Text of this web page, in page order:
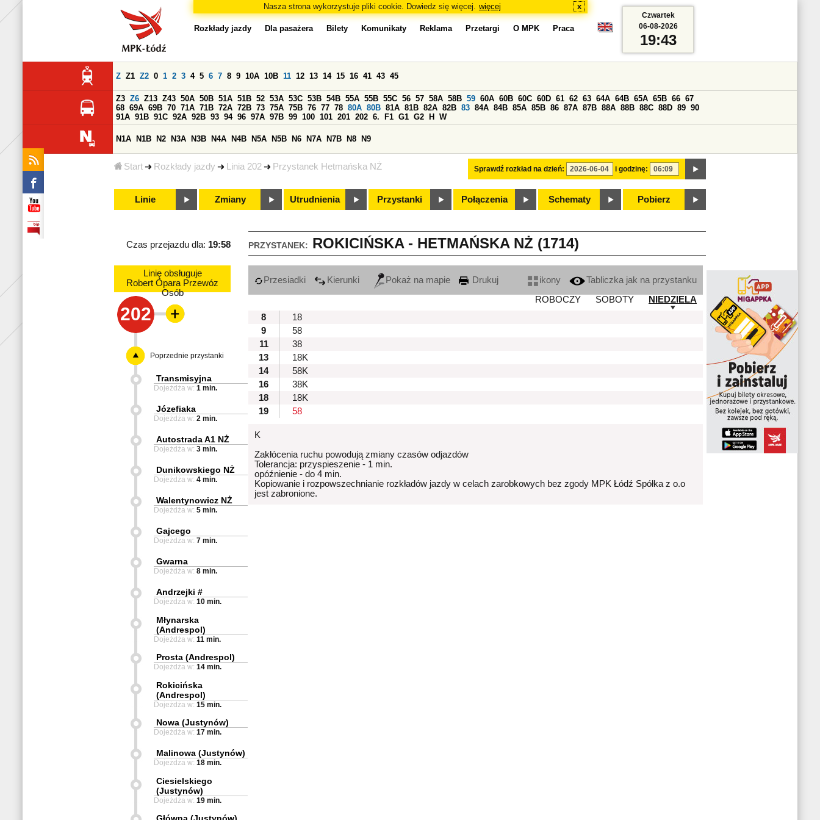
Nasza strona wykorzystuje pliki cookie. Dowiedz się więcej. więcej x
Start Rozkłady jazdy Linia 202 Przystanek Hetmańska NŻ
Rozkłady jazdy Dla pasażera Bilety Komunikaty Reklama Przetargi O MPK Praca
Sprawdź rozkład na dzień: i godzinę:
Z Z1 Z2 0 1 2 3 4 5 6 7 8 9 10A 10B 11 12 13 14 15 16 41 43 45
Z3 Z6 Z13 Z43 50A 50B 51A 51B 52 53A 53C 53B 54B 55A 55B 55C 56 57 58A 58B 59 60A 60B 60C 60D 61 62 63 64A 64B 65A 65B 66 67
68 69A 69B 70 71A 71B 72A 72B 73 75A 75B 76 77 78 80A 80B 81A 81B 82A 82B 83 84A 84B 85A 85B 86 87A 87B 88A 88B 88C 88D 89 90
91A 91B 91C 92A 92B 93 94 96 97A 97B 99 100 101 201 202 6. F1 G1 G2 H W
N1A N1B N2 N3A N3B N4A N4B N5A N5B N6 N7A N7B N8 N9
Linie Zmiany Utrudnienia Przystanki Połączenia Schematy Pobierz
Czwartek
06-08-2026
19:43
PRZYSTANEK: ROKICIŃSKA - HETMAŃSKA NŻ (1714)
Czas przejazdu dla: 19:58
Linię obsługuje
Robert Opara Przewóz
Osób
202
Przesiadki Kierunki Pokaż na mapie Drukuj ikony
Tabliczka jak na przystanku
ROBOCZY
SOBOTY
NIEDZIELA
8
18
9
58
11
38
13
18K
14
58K
16
38K
18
18K
19
58
K
Zakłócenia ruchu powodują zmiany czasów odjazdów
Tolerancja: przyspieszenie - 1 min.
opóźnienie - do 4 min.
Kopiowanie i rozpowszechnianie rozkładów jazdy w celach zarobkowych bez zgody MPK Łódź Spółka z o.o
jest zabronione.
Poprzednie przystanki
Transmisyjna
Dojeżdża w: 1 min.
Józefiaka
Dojeżdża w: 2 min.
Autostrada A1 NŻ
Dojeżdża w: 3 min.
Dunikowskiego NŻ
Dojeżdża w: 4 min.
Walentynowicz NŻ
Dojeżdża w: 5 min.
Gajcego
Dojeżdża w: 7 min.
Gwarna
Dojeżdża w: 8 min.
Andrzejki #
Dojeżdża w: 10 min.
Młynarska
(Andrespol)
Dojeżdża w: 11 min.
Prosta (Andrespol)
Dojeżdża w: 14 min.
Rokicińska
(Andrespol)
Dojeżdża w: 15 min.
Nowa (Justynów)
Dojeżdża w: 17 min.
Malinowa (Justynów)
Dojeżdża w: 18 min.
Ciesielskiego
(Justynów)
Dojeżdża w: 19 min.